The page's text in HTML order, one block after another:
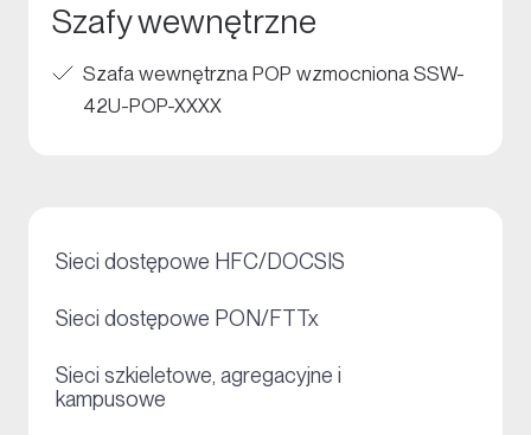
Szafy wewnętrzne
Szafa wewnętrzna POP wzmocniona SSW-
42U-POP-XXXX
Sieci dostępowe HFC/DOCSIS
Sieci dostępowe PON/FTTx
Sieci szkieletowe, agregacyjne i
kampusowe